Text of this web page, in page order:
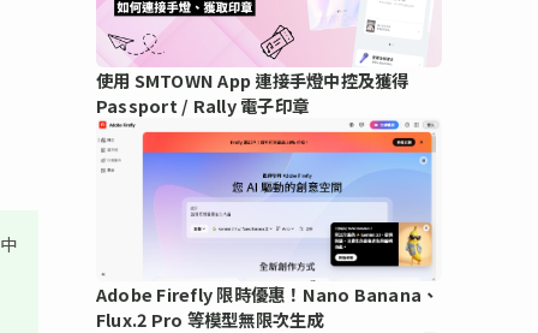
使用 SMTOWN App 連接手燈中控及獲得
Passport / Rally 電子印章
Adobe Firefly 限時優惠！Nano Banana、
Flux.2 Pro 等模型無限次生成